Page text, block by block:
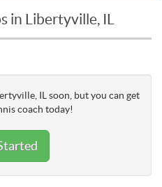
in Libertyville, IL
IL soon, but you can get
coach today!